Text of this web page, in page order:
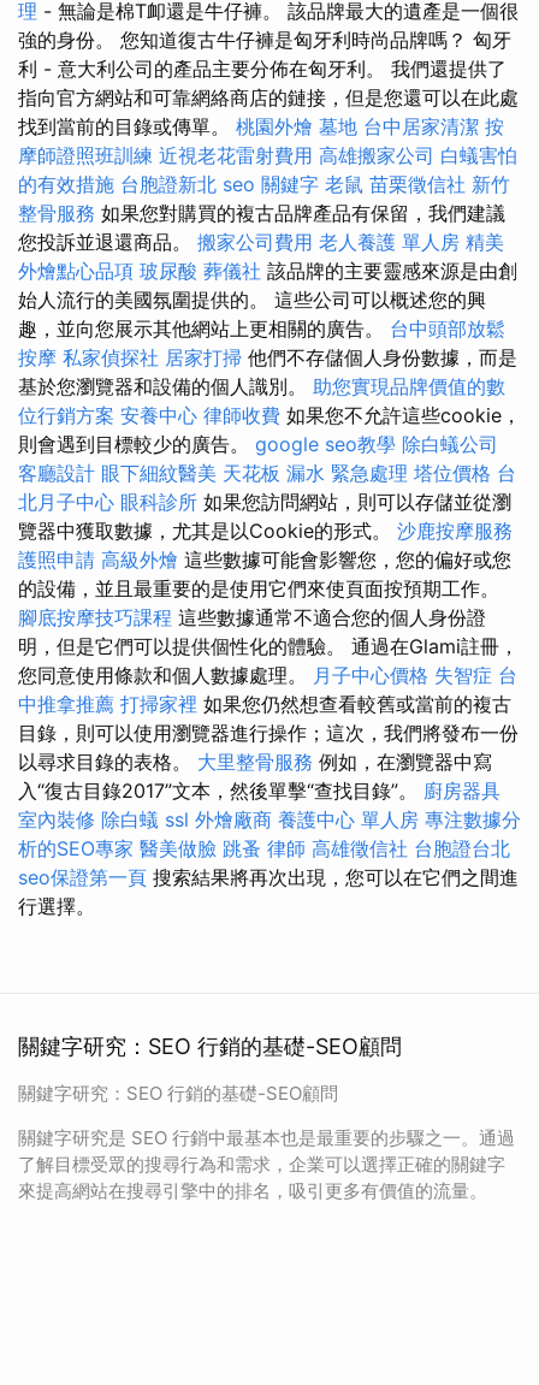
理 - 無論是棉T卹還是牛仔褲。 該品牌最大的遺產是一個很
強的身份。 您知道復古牛仔褲是匈牙利時尚品牌嗎？ 匈牙
利 - 意大利公司的產品主要分佈在匈牙利。 我們還提供了
指向官方網站和可靠網絡商店的鏈接，但是您還可以在此處
找到當前的目錄或傳單。 桃園外燴 墓地 台中居家清潔 按
摩師證照班訓練 近視老花雷射費用 高雄搬家公司 白蟻害怕
的有效措施 台胞證新北 seo 關鍵字 老鼠 苗栗徵信社 新竹
整骨服務 如果您對購買的複古品牌產品有保留，我們建議
您投訴並退還商品。 搬家公司費用 老人養護 單人房 精美
外燴點心品項 玻尿酸 葬儀社 該品牌的主要靈感來源是由創
始人流行的美國氛圍提供的。 這些公司可以概述您的興
趣，並向您展示其他網站上更相關的廣告。 台中頭部放鬆
按摩 私家偵探社 居家打掃 他們不存儲個人身份數據，而是
基於您瀏覽器和設備的個人識別。 助您實現品牌價值的數
位行銷方案 安養中心 律師收費 如果您不允許這些cookie，
則會遇到目標較少的廣告。 google seo教學 除白蟻公司
客廳設計 眼下細紋醫美 天花板 漏水 緊急處理 塔位價格 台
北月子中心 眼科診所 如果您訪問網站，則可以存儲並從瀏
覽器中獲取數據，尤其是以Cookie的形式。 沙鹿按摩服務
護照申請 高級外燴 這些數據可能會影響您，您的偏好或您
的設備，並且最重要的是使用它們來使頁面按預期工作。
腳底按摩技巧課程 這些數據通常不適合您的個人身份證
明，但是它們可以提供個性化的體驗。 通過在Glami註冊，
您同意使用條款和個人數據處理。 月子中心價格 失智症 台
中推拿推薦 打掃家裡 如果您仍然想查看較舊或當前的複古
目錄，則可以使用瀏覽器進行操作；這次，我們將發布一份
以尋求目錄的表格。 大里整骨服務 例如，在瀏覽器中寫
入“復古目錄2017”文本，然後單擊“查找目錄”。 廚房器具
室內裝修 除白蟻 ssl 外燴廠商 養護中心 單人房 專注數據分
析的SEO專家 醫美做臉 跳蚤 律師 高雄徵信社 台胞證台北
seo保證第一頁 搜索結果將再次出現，您可以在它們之間進
行選擇。
關鍵字研究：SEO 行銷的基礎-SEO顧問
關鍵字研究：SEO 行銷的基礎-SEO顧問
關鍵字研究是 SEO 行銷中最基本也是最重要的步驟之一。通過
了解目標受眾的搜尋行為和需求，企業可以選擇正確的關鍵字
來提高網站在搜尋引擎中的排名，吸引更多有價值的流量。